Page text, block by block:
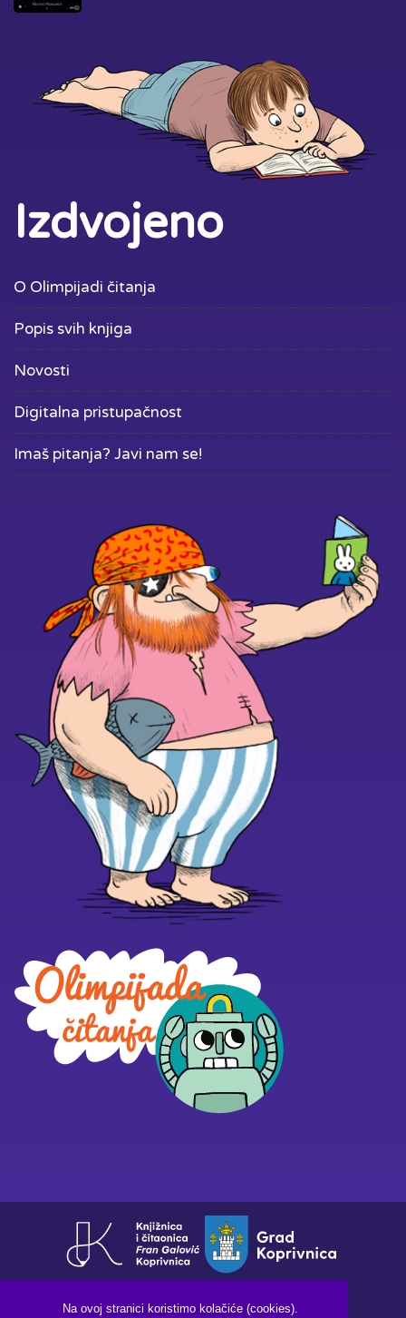
Na ovoj stranici koristimo kolačiće (cookies).
Izdvojeno
O Olimpijadi čitanja
Popis svih knjiga
Novosti
Digitalna pristupačnost
Imaš pitanja? Javi nam se!